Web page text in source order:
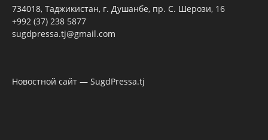
734018, Таджикистан, г. Душанбе, пр. С. Шерози, 16
+992 (37) 238 5877
sugdpressa.tj@gmail.com
Новостной сайт — SugdPressa.tj